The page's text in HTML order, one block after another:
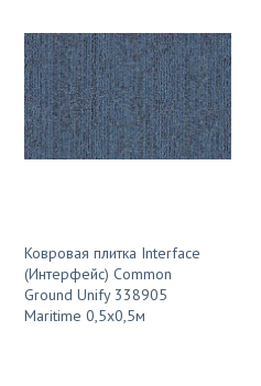
Ковровая плитка Interface
(Интерфейс) Common
Ground Unify 338905
Maritime 0,5x0,5м